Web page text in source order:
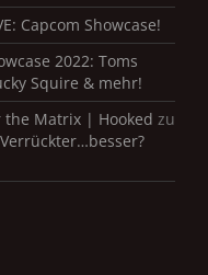
Capcom Showcase!
2022: Toms
Squire & mehr!
the Matrix | Hooked zu